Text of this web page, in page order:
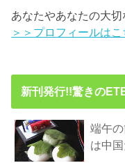
あなたやあなたの大
＞＞プロフィールは
新刊発行!!驚きの
端午
は中